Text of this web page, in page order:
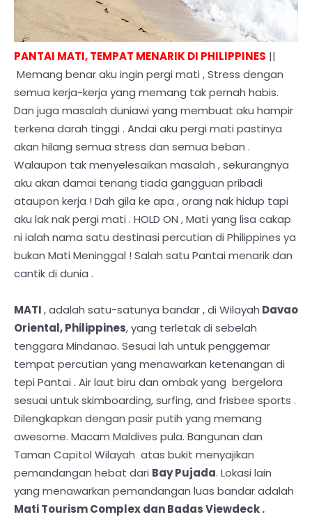
PANTAI MATI, TEMPAT MENARIK DI PHILIPPINES ||
Memang benar aku ingin pergi mati , Stress dengan
semua kerja-kerja yang memang tak pernah habis.
Dan juga masalah duniawi yang membuat aku hampir
terkena darah tinggi . Andai aku pergi mati pastinya
akan hilang semua stress dan semua beban .
Walaupon tak menyelesaikan masalah , sekurangnya
aku akan damai tenang tiada gangguan pribadi
ataupon kerja ! Dah gila ke apa , orang nak hidup tapi
aku lak nak pergi mati . HOLD ON , Mati yang lisa cakap
ni ialah nama satu destinasi percutian di Philippines ya
bukan Mati Meninggal ! Salah satu Pantai menarik dan
cantik di dunia .
MATI, adalah satu-satunya bandar , di Wilayah Davao
Oriental, Philippines, yang terletak di sebelah
tenggara Mindanao. Sesuai lah untuk penggemar
tempat percutian yang menawarkan ketenangan di
tepi Pantai . Air laut biru dan ombak yang bergelora
sesuai untuk skimboarding, surfing, and frisbee sports .
Dilengkapkan dengan pasir putih yang memang
awesome. Macam Maldives pula. Bangunan dan
Taman Capitol Wilayah atas bukit menyajikan
pemandangan hebat dari Bay Pujada. Lokasi lain
yang menawarkan pemandangan luas bandar adalah
Mati Tourism Complex dan Badas Viewdeck .